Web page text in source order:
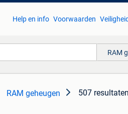
Help en info Voorwaarden
RAM
RAM geheugen 507 resultaten